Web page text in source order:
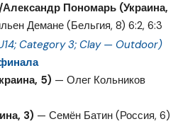
Пономарь (Украина,
Демане (Бельгия, 8) 6:2, 6:3
Category 3; Clay — Outdoor)
5) — Олег Кольников
3) — Семён Батин (Россия, 6)